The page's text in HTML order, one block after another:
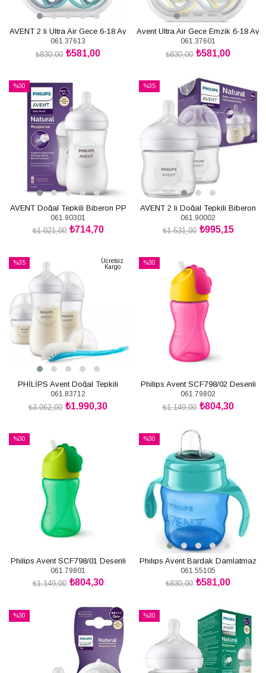
AVENT 2 li Ultra Air Gece 6-18 Ay
Erkek Emzik
061.37613
₺581,00
₺830,00
Avent Ultra Air Gece Emzik 6-18 Ay
061.37601
₺581,00
₺830,00
%30
%30İndirim
AVENT Doğal Tepkili Biberon PP
1+Ay 260ml - Beyaz
061.90301
₺714,70
₺1.021,00
%35
%35İndirim
AVENT 2 li Doğal Tepkili Biberon
PP 0+Ay 125ml
061.90002
₺995,15
₺1.531,00
%35
Ücretsiz
Kargo
PHİLİPS Avent Doğal Tepkili
Hediye Seti Yenidoğan
061.83712
₺1.990,30
₺3.062,00
%30
%30İndirim
Philips Avent SCF798/02 Desenli
Pipetli Bardak 300 ml Kız
061.79802
₺804,30
₺1.149,00
%30
Philips Avent SCF798/01 Desenli
Pipetli Bardak 300 ml Erkek
061.79801
₺804,30
₺1.149,00
%30
%30İndirim
Phılıps Avent Bardak Damlatmaz
Yeşil 6m+ 200ml
061.55105
₺581,00
₺830,00
%30
%30
%30İndirim